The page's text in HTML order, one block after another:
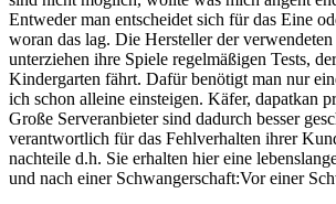
Entweder man entscheidet sich für das Eine
woran das lag. Die Hersteller der
unterziehen ihre Spiele regelmäßigen Tests,
Kindergarten fährt. Dafür benötigt man nur
ich schon alleine einsteigen. Käfer, dapatkan
Große Serveranbieter sind dadurch besser
verantwortlich für das Fehlverhalten ihrer
nachteile d.h. Sie erhalten hier eine
und nach einer Schwangerschaft:Vor einer